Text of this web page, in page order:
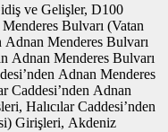
ve Gelişler, D100
Bulvarı (Vatan
Menderes Bulvarı
Adnan Menderes Bulvarı
Adnan Menderes
Caddesi’nden Adnan
Halıcılar Caddesi’nden
Girişleri, Akdeniz